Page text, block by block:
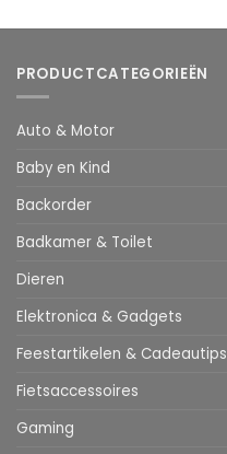
PRODUCTCATEGORIEËN
Auto & Motor
Baby en Kind
Backorder
Badkamer & Toilet
Dieren
Elektronica & Gadgets
Feestartikelen & Cadeautips
Fietsaccessoires
Gaming